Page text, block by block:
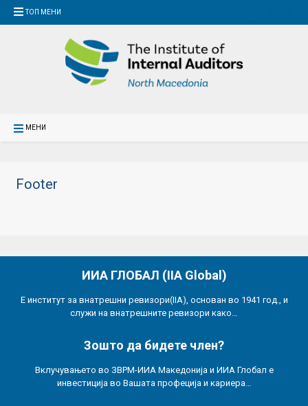
ТОП МЕНИ
МЕНИ
Footer
ИИА ГЛОБАЛ (IIA Global)
Е институт за внатрешни ревизори(IIA), основан во 1941 год., и
служи на внатрешните ревизори како…
Зошто да бидете член?
Вклучувањето во ЗВРМ-ИИА Македонија и ИИА Глобал е
инвестиција во Вашата профеција и кариера…